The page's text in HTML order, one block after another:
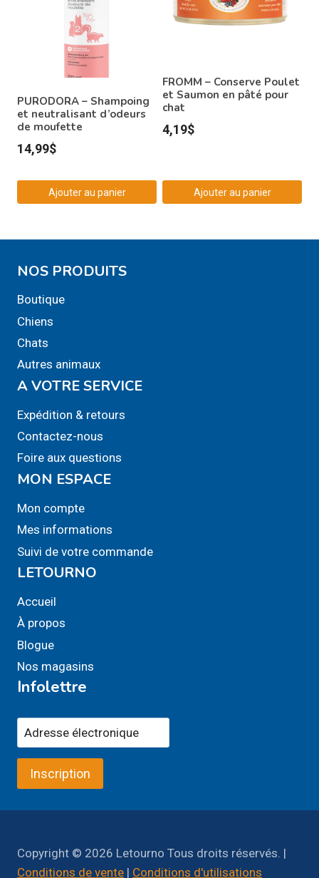
PURODORA – Shampoing
et neutralisant d’odeurs
de moufette
14,99$
Ajouter au panier
FROMM – Conserve Poulet
et Saumon en pâté pour
chat
4,19$
Ajouter au panier
NOS PRODUITS
Boutique
Chiens
Chats
Autres animaux
A VOTRE SERVICE
Expédition & retours
Contactez-nous
Foire aux questions
MON ESPACE
Mon compte
Mes informations
Suivi de votre commande
LETOURNO
Accueil
À propos
Blogue
Nos magasins
Infolettre
Inscription
Copyright © 2026 Letourno Tous droits réservés. |
Conditions de vente | Conditions d'utilisations